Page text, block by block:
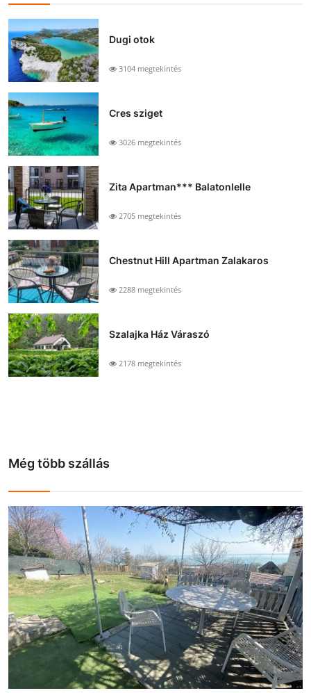
Dugi otok
3104 megtekintés
Cres sziget
3026 megtekintés
Zita Apartman*** Balatonlelle
2705 megtekintés
Chestnut Hill Apartman Zalakaros
2288 megtekintés
Szalajka Ház Váraszó
2178 megtekintés
Még több szállás